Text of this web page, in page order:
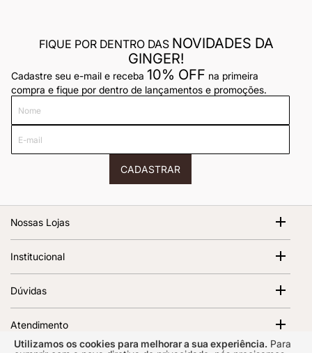
Utilizamos os cookies para melhorar a sua experiência. Para
FIQUE POR DENTRO DAS NOVIDADES DA
GINGER!
Cadastre seu e-mail e receba 10% OFF na primeira
compra e fique por dentro de lançamentos e promoções.
mail
CADASTRAR
Nossas Lojas
Av. Magalhães de Castro, 12000 - Morumbi São Paulo - SP,
05676-120 | 1º Piso
Abrir no Google Maps
Institucional
Política de Privacidade
Regulamento e Promoções
Dúvidas
Atendimento
Segunda a sexta das 10h00 às 17h00 Prazo de resposta de